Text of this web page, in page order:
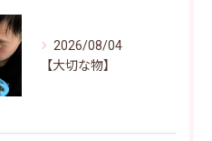
2026/08/04
【大切な物】